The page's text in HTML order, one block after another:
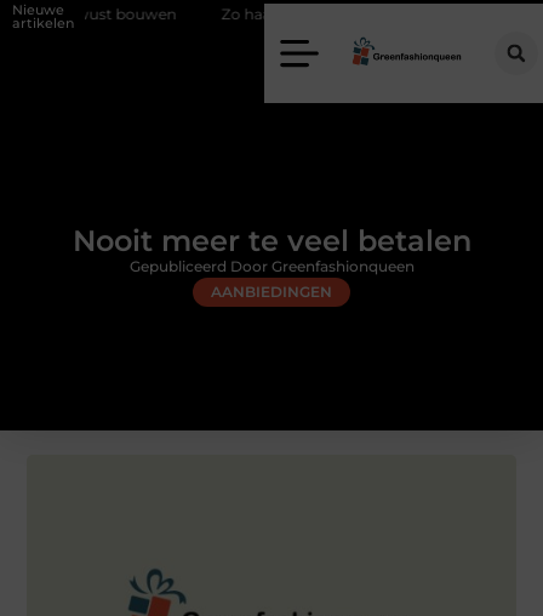
Nieuwe
artikelen Zo haalt u echt vuur in huis zonder schoorsteen
Nooit meer te veel betalen
AANBIEDINGEN
Gepubliceerd Door Greenfashionqueen